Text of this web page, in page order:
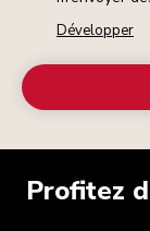
Développer
Profitez